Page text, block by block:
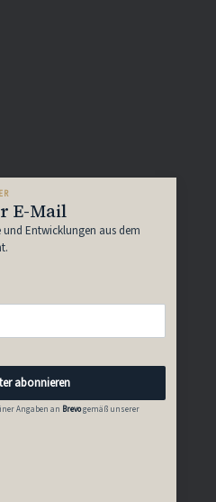
E-Mail
Entwicklungen aus dem
abonnieren
Angaben an Brevogemäß unserer